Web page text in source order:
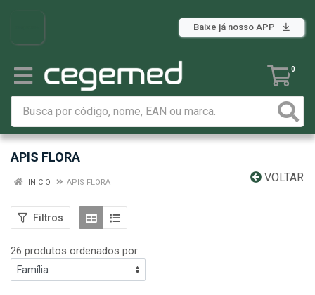
Baixe já nosso APP
0
APIS FLORA
VOLTAR
INÍCIO APIS FLORA
Filtros
26 produtos ordenados por: